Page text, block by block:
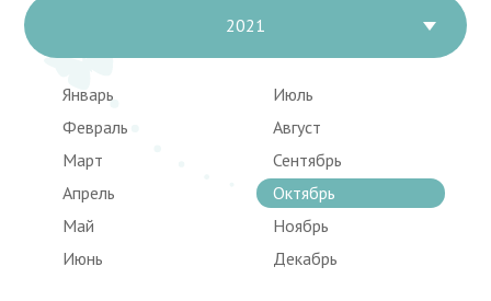
2021
Январь
Февраль
Март
Апрель
Май
Июнь
Июль
Август
Сентябрь
Октябрь
Ноябрь
Декабрь